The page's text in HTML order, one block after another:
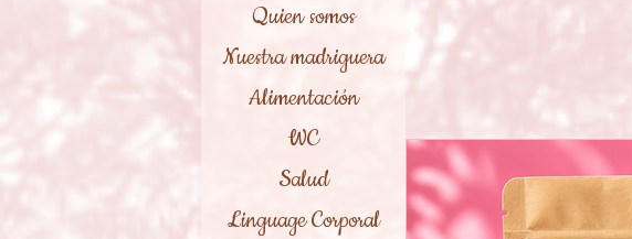
Quien somos
Nuestra madriguera
Alimentación
WC
Salud
Linguage Corporal